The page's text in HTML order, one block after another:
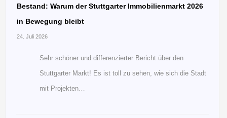
Bestand: Warum der Stuttgarter Immobilienmarkt 2026
in Bewegung bleibt
24. Juli 2026
Sehr schöner und differenzierter Bericht über den
Stuttgarter Markt! Es ist toll zu sehen, wie sich die Stadt
mit Projekten…